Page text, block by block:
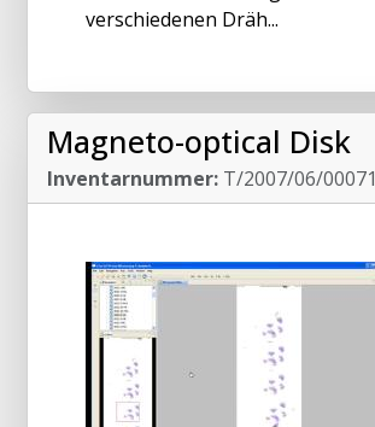
verschiedenen Dräh...
Magneto-optical Disk
Inventarnummer: T/2007/06/00071